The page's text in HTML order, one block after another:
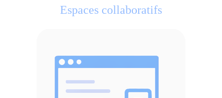
Espaces collaboratifs